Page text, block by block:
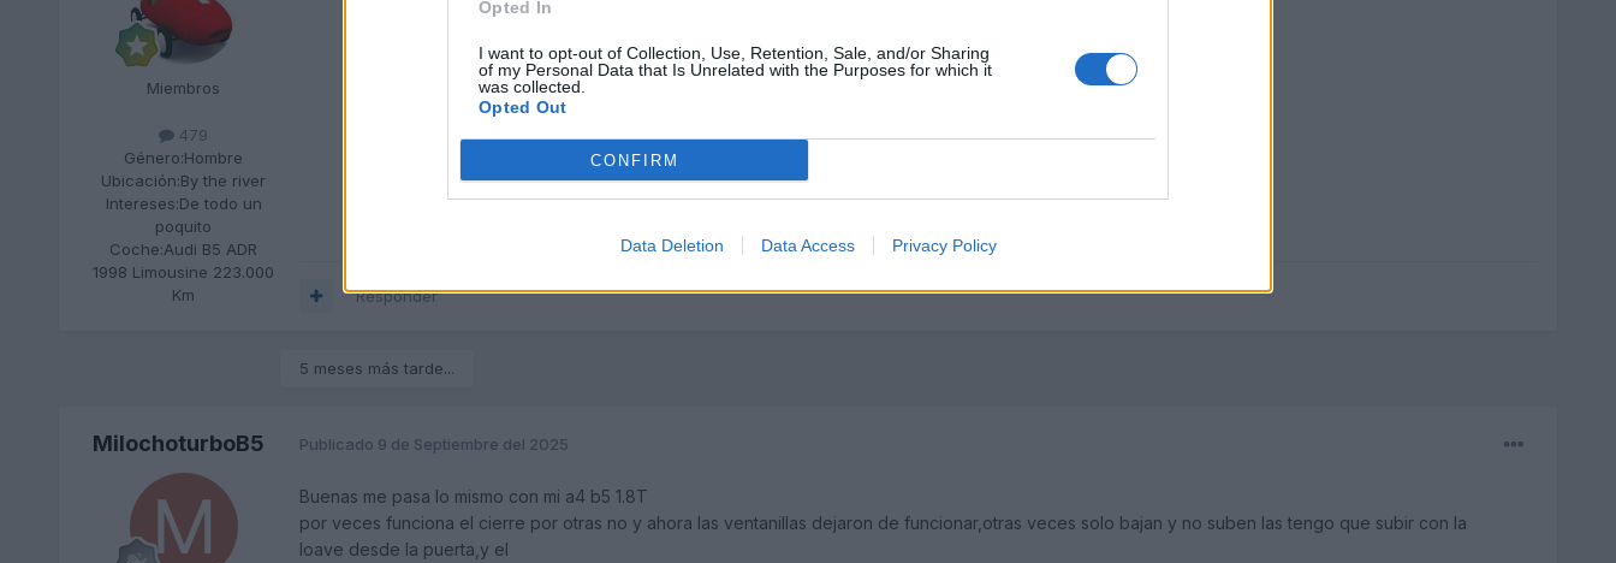
Opted In
I want to opt-out of Collection, Use, Retention, Sale, and/or Sharing
of my Personal Data that Is Unrelated with the Purposes for which it
was collected.
Opted Out
CONFIRM
Data Deletion Data Access Privacy Policy
Miembros
479
Género:Hombre
Ubicación:By the river
Intereses:De todo un
poquito
Coche:Audi B5 ADR
1998 Limousine 223.000
Km
Responder
5 meses más tarde...
MilochoturboB5 Publicado 9 de Septiembre del 2025
Buenas me pasa lo mismo con mi a4 b5 1.8T
por veces funciona el cierre por otras no y ahora las ventanillas dejaron de funcionar,otras veces solo bajan y no suben las tengo que subir con la
loave desde la puerta,y el